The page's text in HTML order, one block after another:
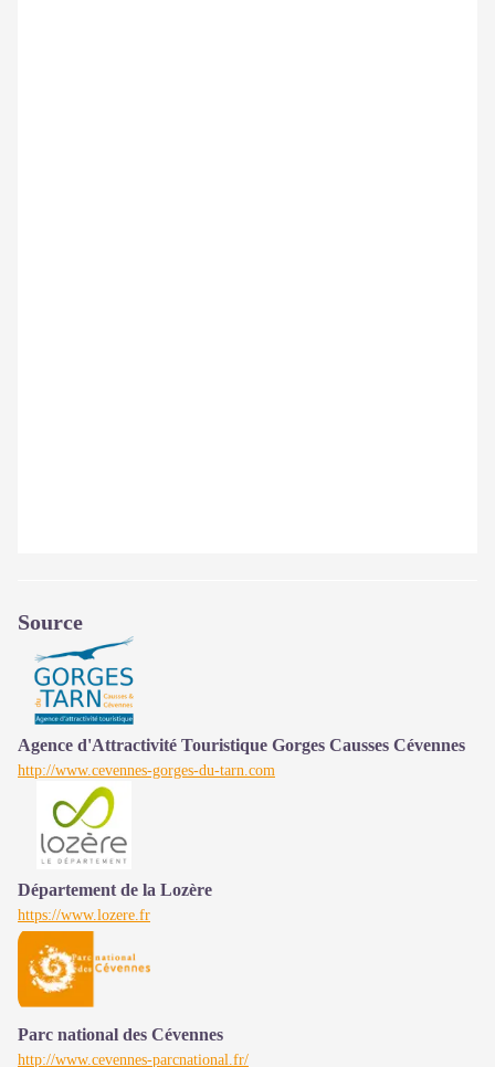
Source
Agence d'Attractivité Touristique Gorges Causses Cévennes
http://www.cevennes-gorges-du-tarn.com
Département de la Lozère
https://www.lozere.fr
Parc national des Cévennes
http://www.cevennes-parcnational.fr/